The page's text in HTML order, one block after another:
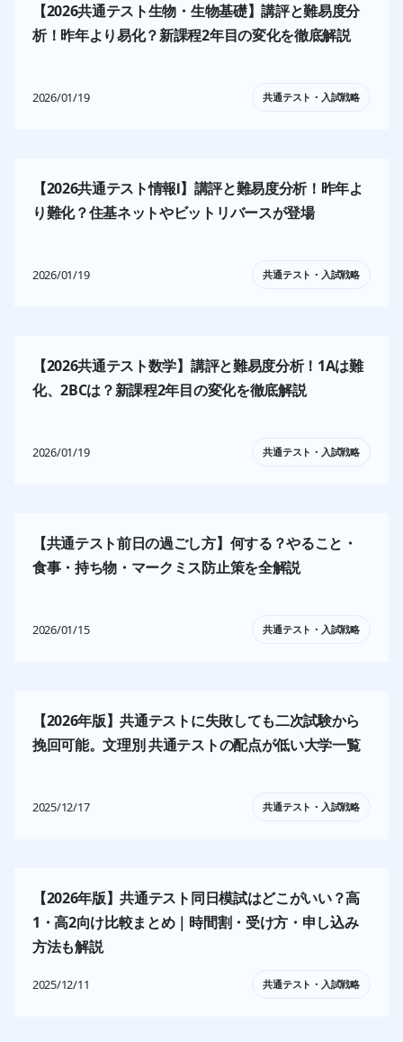
【2026共通テスト生物・生物基礎】講評と難易度分
析！昨年より易化？新課程2年目の変化を徹底解説
2026/01/19 共通テスト・入試戦略
【2026共通テスト情報Ⅰ】講評と難易度分析！昨年よ
り難化？住基ネットやビットリバースが登場
2026/01/19 共通テスト・入試戦略
【2026共通テスト数学】講評と難易度分析！1Aは難
化、2BCは？新課程2年目の変化を徹底解説
2026/01/19 共通テスト・入試戦略
【共通テスト前日の過ごし方】何する？やること・
食事・持ち物・マークミス防止策を全解説
2026/01/15 共通テスト・入試戦略
【2026年版】共通テストに失敗しても二次試験から
挽回可能。文理別 共通テストの配点が低い大学一覧
2025/12/17 共通テスト・入試戦略
【2026年版】共通テスト同日模試はどこがいい？高
1・高2向け比較まとめ｜時間割・受け方・申し込み
方法も解説
2025/12/11 共通テスト・入試戦略